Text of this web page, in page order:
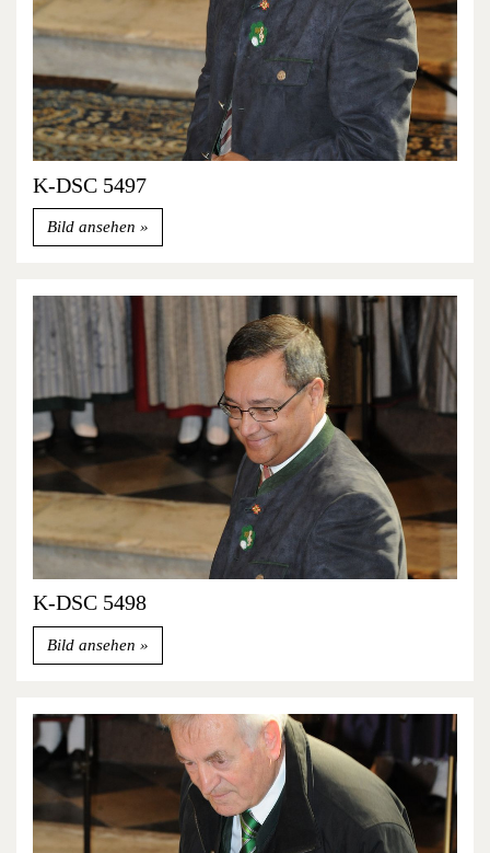
K-DSC 5497
Bild ansehen
K-DSC 5498
Bild ansehen